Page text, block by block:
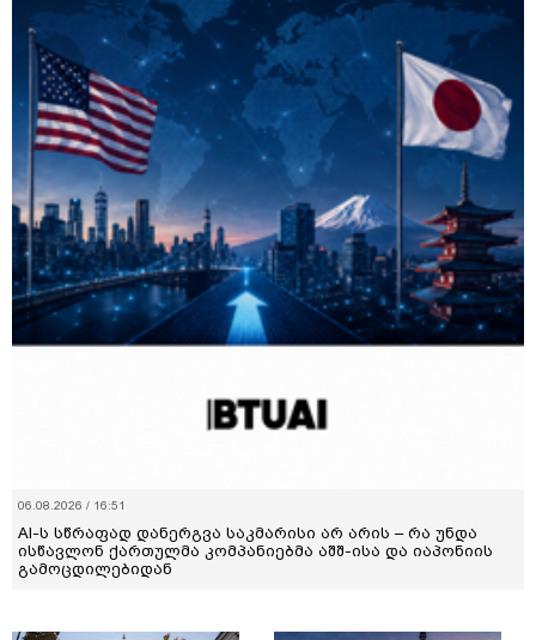
06.08.2026 / 16:51
AI-ს სწრაფად დანერგვა საკმარისი არ არის – რა უნდა
ისწავლონ ქართულმა კომპანიებმა აშშ-ისა და იაპონიის
გამოცდილებიდან